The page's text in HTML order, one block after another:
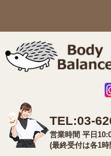
TEL:03-
営業時間 平日
(最終受付は各1時